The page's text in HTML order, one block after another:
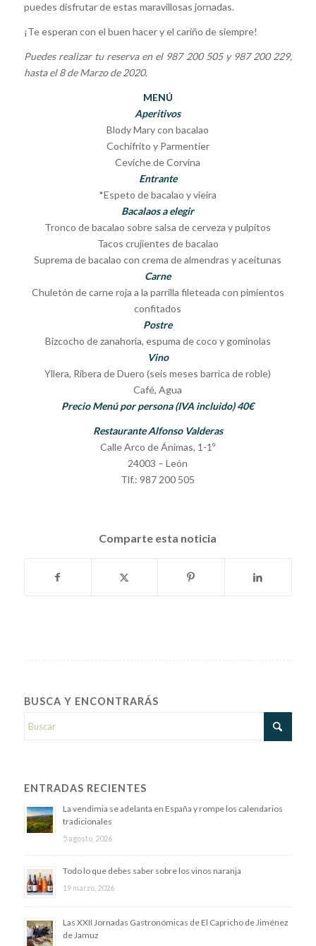
puedes disfrutar de estas maravillosas jornadas.
¡Te esperan con el buen hacer y el cariño de siempre!
Puedes realizar tu reserva en el 987 200 505 y 987 200 229,
hasta el 8 de Marzo de 2020.
MENÚ
Aperitivos
Blody Mary con bacalao
Cochifrito y Parmentier
Ceviche de Corvina
Entrante
*Espeto de bacalao y vieira
Bacalaos a elegir
Tronco de bacalao sobre salsa de cerveza y pulpitos
Tacos crujientes de bacalao
Suprema de bacalao con crema de almendras y aceitunas
Carne
Chuletón de carne roja a la parrilla fileteada con pimientos
confitados
Postre
Bizcocho de zanahoria, espuma de coco y gominolas
Vino
Yllera, Ribera de Duero (seis meses barrica de roble)
Café, Agua
Precio Menú por persona (IVA incluido) 40€
Restaurante Alfonso Valderas
Calle Arco de Ánimas, 1-1º
24003 – León
Tlf.: 987 200 505
Comparte esta noticia
BUSCA Y ENCONTRARÁS
ENTRADAS RECIENTES
La vendimia se adelanta en España y rompe los calendarios
tradicionales
5 agosto, 2026
Todo lo que debes saber sobre los vinos naranja
19 marzo, 2026
Las XXII Jornadas Gastronómicas de El Capricho de Jiménez
de Jamuz